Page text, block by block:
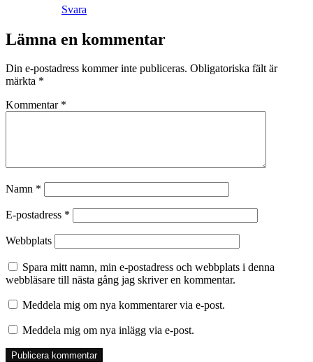
Svara
Lämna en kommentar
Din e-postadress kommer inte publiceras. Obligatoriska fält är
märkta *
Kommentar *
Namn *
E-postadress *
Webbplats
Spara mitt namn, min e-postadress och webbplats i denna
webbläsare till nästa gång jag skriver en kommentar.
Meddela mig om nya kommentarer via e-post.
Meddela mig om nya inlägg via e-post.